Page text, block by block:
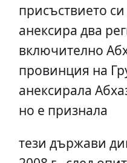
присъствието си
анексира два
включително
провинция на
анексирала
но е признала
тези държави